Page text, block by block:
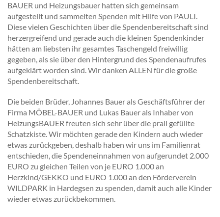
BAUER und Heizungsbauer hatten sich gemeinsam
aufgestellt und sammelten Spenden mit Hilfe von PAULI.
Diese vielen Geschichten über die Spendenbereitschaft sind
herzergreifend und gerade auch die kleinen Spendenkinder
hätten am liebsten ihr gesamtes Taschengeld freiwillig
gegeben, als sie über den Hintergrund des Spendenaufrufes
aufgeklärt worden sind. Wir danken ALLEN für die große
Spendenbereitschaft.
Die beiden Brüder, Johannes Bauer als Geschäftsführer der
Firma MÖBEL-BAUER und Lukas Bauer als Inhaber von
HeizungsBAUER freuten sich sehr über die prall gefüllte
Schatzkiste. Wir möchten gerade den Kindern auch wieder
etwas zurückgeben, deshalb haben wir uns im Familienrat
entschieden, die Spendeneinnahmen von aufgerundet 2.000
EURO zu gleichen Teilen von je EURO 1.000 an
Herzkind/GEKKO und EURO 1.000 an den Förderverein
WILDPARK in Hardegsen zu spenden, damit auch alle Kinder
wieder etwas zurückbekommen.